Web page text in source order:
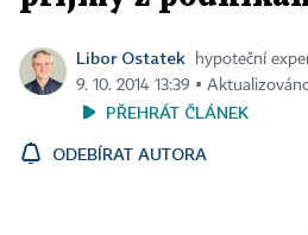
Libor Ostatek
hypoteční
9. 10. 2014 13:39 ▪
PŘEHRÁT ČLÁNEK
ODEBÍRAT AUTORA